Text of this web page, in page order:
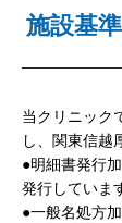
施設基
当クリニック
し、関東信越
●明細書発行
発行していま
●一般名処方